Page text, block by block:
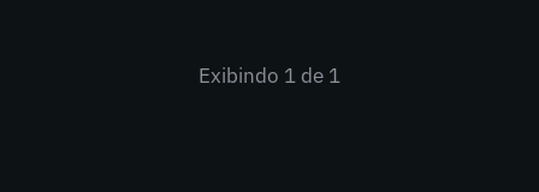
Exibindo 1 de 1